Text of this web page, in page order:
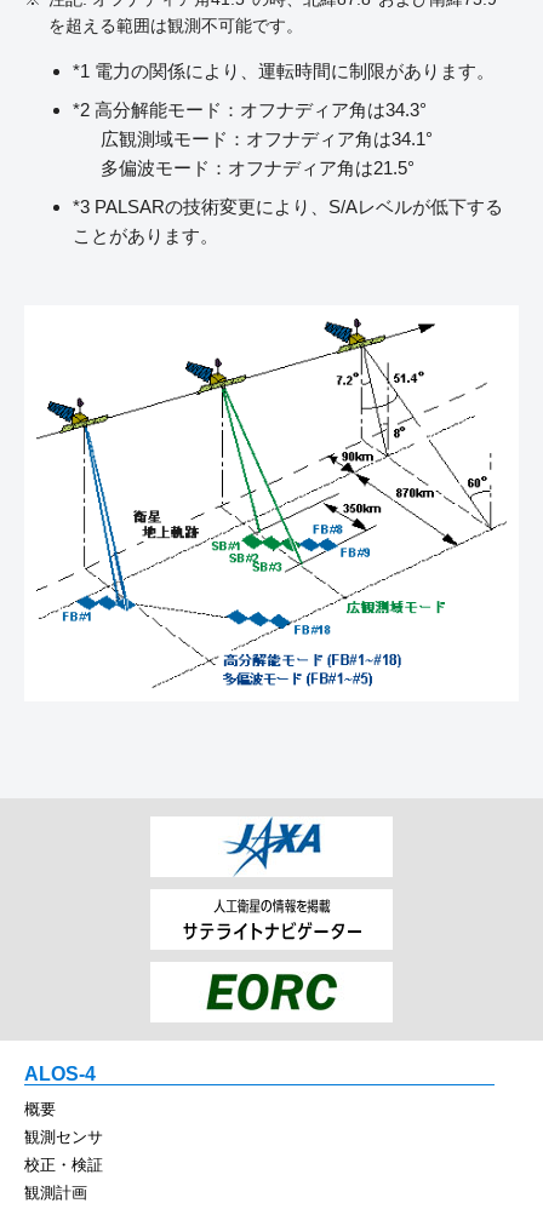
を超える範囲は観測不可能です。
*1 電力の関係により、運転時間に制限があります。
*2 高分解能モード：オフナディア角は34.3°
広観測域モード：オフナディア角は34.1°
多偏波モード：オフナディア角は21.5°
*3 PALSARの技術変更により、S/Aレベルが低下する
ことがあります。
ALOS-4
概要
観測センサ
校正・検証
観測計画